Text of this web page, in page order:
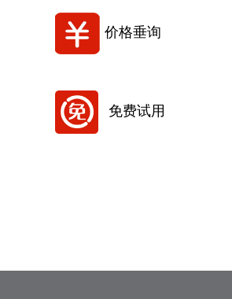
价格垂询
免费试用